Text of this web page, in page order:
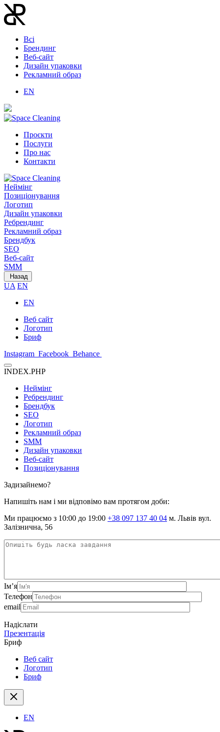
Всі
Брендинг
Веб-сайт
Дизайн упаковки
Рекламний образ
EN
Проєкти
Послуги
Про нас
Контакти
Неймінг
Позиціонування
Логотип
Дизайн упаковки
Ребрендинг
Рекламний образ
Брендбук
SEO
Веб-сайт
SMM
Назад
UA EN
EN
Веб сайт
Логотип
Бриф
Instagram Facebook Behance
INDEX.PHP
Неймінг
Ребрендинг
Брендбук
SEO
Логотип
Рекламний образ
SMM
Дизайн упаковки
Веб-сайт
Позиціонування
Задизайнемо?
Напишіть нам і ми відповімо вам протягом доби:
Ми працюємо з 10:00 до 19:00 +38 097 137 40 04 м. Львів вул.
Залізнична, 56
Ім’я
Телефон
email
Надіслати
Презентація
Бриф
Веб сайт
Логотип
Бриф
EN